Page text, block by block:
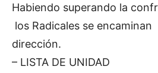
Habiendo superando la
los Radicales se
dirección.
– LISTA DE UNIDAD